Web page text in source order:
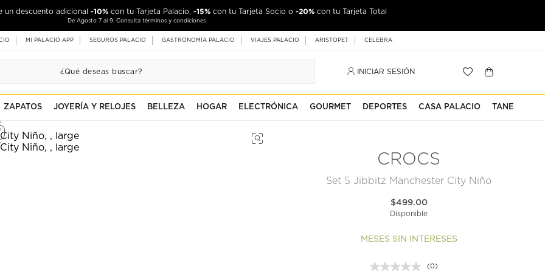
un descuento adicional -10% con tu Tarjeta Palacio, -15% con tu Tarjeta Socio o -20% con tu Tarjeta Total
De Agosto 7 al 9. Consulta términos y condiciones
MI PALACIO APP SEGUROS PALACIO GASTRONOMÍA PALACIO VIAJES PALACIO ARISTOPET CELEBRA
INICIAR SESIÓN
ZAPATOS JOYERÍA Y RELOJES BELLEZA HOGAR ELECTRÓNICA GOURMET DEPORTES CASA PALACIO TANE
CROCS
Set 5 Jibbitz Manchester City Niño
$499.00
Disponible
MESES SIN INTERESES
(0)